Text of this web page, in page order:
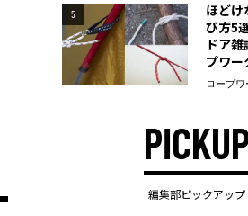
5
ほどけ
び方5
ドア
プワー
ロープワ
PICKUP
編集部ピックアップ